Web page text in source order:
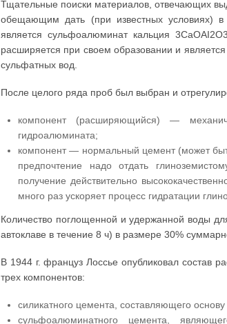
Тщательные поиски материалов, отвечающих
обещающим дать (при известных условиях) в
является сульфоалюминат кальция
расширяется при своем образовании и
сульфатных вод.
После целого ряда проб был выбран и
компонент (расширяющийся) —
гидроалюмината;
компонент — нормальный цемент (может
предпочтение надо отдать
получение действительно
много раз ускоряет процесс гидратации
Количество поглощенной и удержанной воды
автоклаве в течение 8 ч) в размере 30%
В 1944 г. француз Лоссье опубликовал состав
трех компонентов:
силикатного цемента, составляющего
сульфоалюминатного цемента,